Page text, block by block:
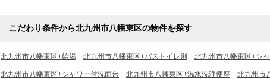
こだわり条件から北九州市八幡東区の物件を探す
北九州市八幡東区+給湯 北九州市八幡東区+バストイレ別 北九州市八幡東区+シ
北九州市八幡東区+シャワー付洗面台 北九州市八幡東区+温水洗浄便座 北九州市